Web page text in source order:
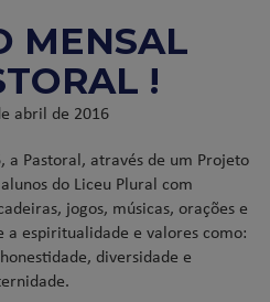
MENSAL
!
abril de 2016
a Pastoral, através de um Projeto
do Liceu Plural com
jogos, músicas, orações e
a espiritualidade e valores como:
diversidade e